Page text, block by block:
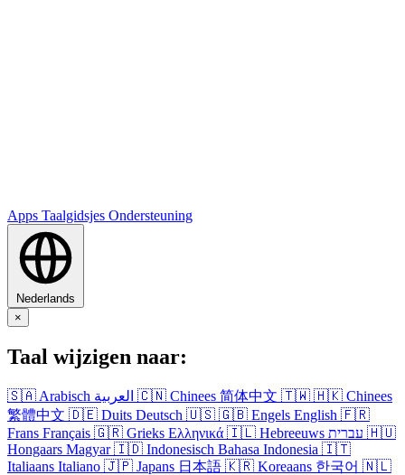
Apps Taalgidsjes Ondersteuning
Nederlands
×
Taal wijzigen naar:
🇸🇦 Arabisch العربية 🇨🇳 Chinees 简体中文 🇹🇼 🇭🇰 Chinees
繁體中文 🇩🇪 Duits Deutsch 🇺🇸 🇬🇧 Engels English 🇫🇷
Frans Français 🇬🇷 Grieks Ελληνικά 🇮🇱 Hebreeuws עברית 🇭🇺
Hongaars Magyar 🇮🇩 Indonesisch Bahasa Indonesia 🇮🇹
Italiaans Italiano 🇯🇵 Japans 日本語 🇰🇷 Koreaans 한국어 🇳🇱